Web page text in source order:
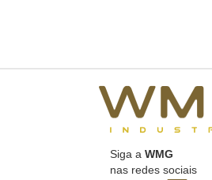
Siga a WMG
nas redes sociais